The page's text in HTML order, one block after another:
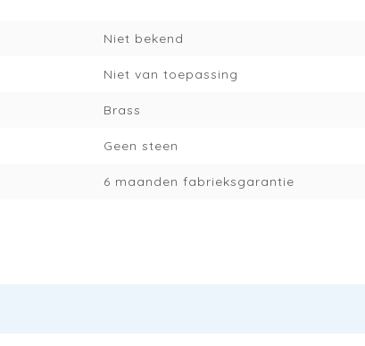
Niet bekend
Niet van toepassing
Brass
Geen steen
6 maanden fabrieksgarantie